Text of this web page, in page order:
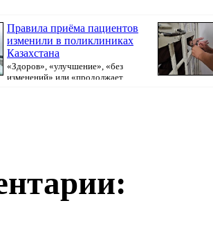
Правила приёма пациентов
изменили в поликлиниках
Казахстана
«Здоров», «улучшение», «без
изменений» или «продолжает